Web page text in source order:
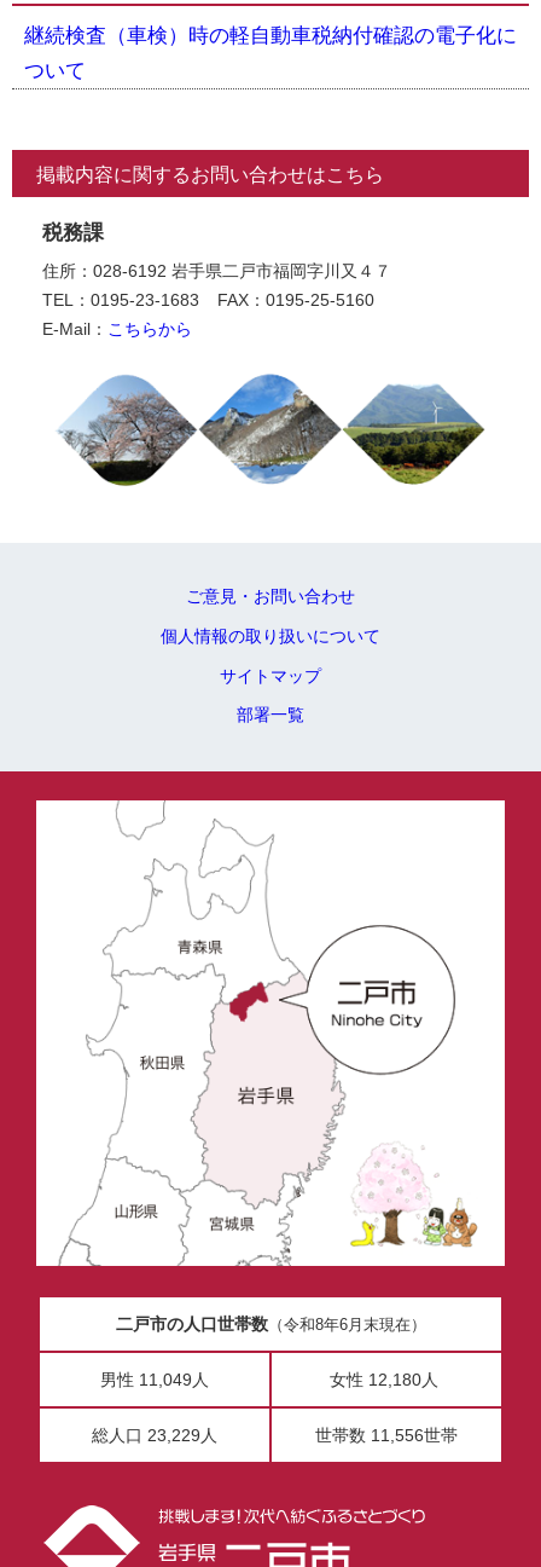
継続検査（車検）時の軽自動車税納付確認の電子化に
ついて
掲載内容に関するお問い合わせはこちら
税務課
住所：028-6192 岩手県二戸市福岡字川又４７
TEL：0195-23-1683
FAX：0195-25-5160
E-Mail： こちらから
ご意見・お問い合わせ
個人情報の取り扱いについて
サイトマップ
部署一覧
二戸市の人口世帯数（令和8年6月末現在）
男性 11,049人 女性 12,180人
総人口 23,229人 世帯数 11,556世帯